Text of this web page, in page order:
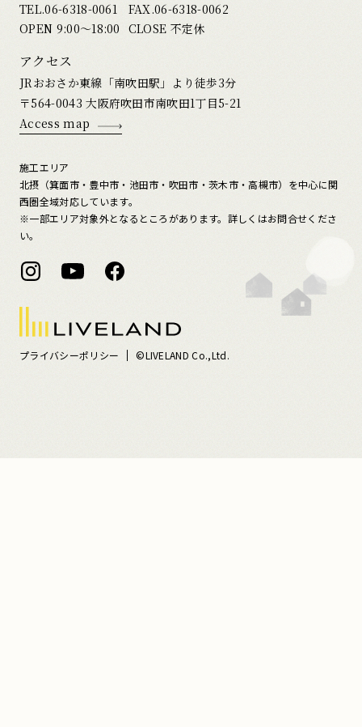
TEL.06-6318-0061
FAX.06-6318-0062
OPEN 9:00〜18:00 CLOSE 不定休
アクセス
JRおおさか東線「南吹田駅」より徒歩3分
〒564-0043 大阪府吹田市南吹田1丁目5-21
Access map
施工エリア
北摂（箕面市・豊中市・池田市・吹田市・茨木市・高槻市）を中心に関
西圏全域対応しています。
※一部エリア対象外となるところがあります。詳しくはお問合せくださ
い。
プライバシーポリシー ©LIVELAND Co.,Ltd.